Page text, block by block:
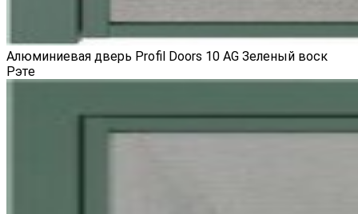
Алюминиевая дверь Profil Doors 10 AG Зеленый воск
Рэте